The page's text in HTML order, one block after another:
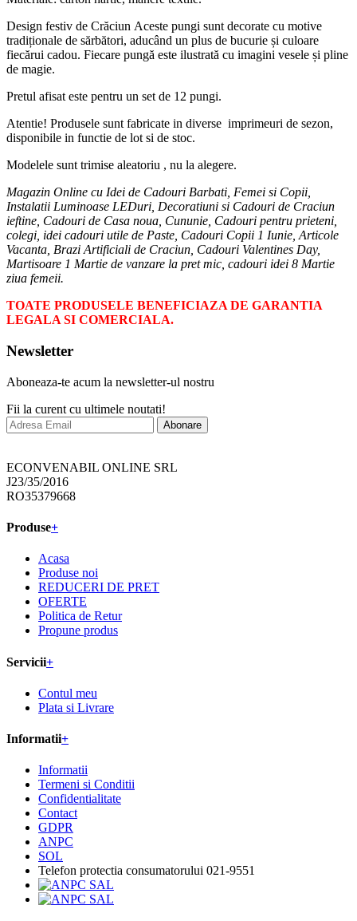
Design festiv de Crăciun Aceste pungi sunt decorate cu motive
tradiționale de sărbători, aducând un plus de bucurie și culoare
fiecărui cadou. Fiecare pungă este ilustrată cu imagini vesele și pline
de magie.
Pretul afisat este pentru un set de 12 pungi.
Atentie! Produsele sunt fabricate in diverse imprimeuri de sezon,
disponibile in functie de lot si de stoc.
Modelele sunt trimise aleatoriu , nu la alegere.
Magazin Online cu Idei de Cadouri Barbati, Femei si Copii,
Instalatii Luminoase LEDuri, Decoratiuni si Cadouri de Craciun
ieftine, Cadouri de Casa noua, Cununie, Cadouri pentru prieteni,
colegi, idei cadouri utile de Paste, Cadouri Copii 1 Iunie, Articole
Vacanta, Brazi Artificiali de Craciun, Cadouri Valentines Day,
Martisoare 1 Martie de vanzare la pret mic, cadouri idei 8 Martie
ziua femeii.
TOATE PRODUSELE BENEFICIAZA DE GARANTIA
LEGALA SI COMERCIALA.
Newsletter
Aboneaza-te acum la newsletter-ul nostru
Fii la curent cu ultimele noutati!
Abonare
ECONVENABIL ONLINE SRL
J23/35/2016
RO35379668
Produse+
Acasa
Produse noi
REDUCERI DE PRET
OFERTE
Politica de Retur
Propune produs
Servicii+
Contul meu
Plata si Livrare
Informatii+
Informatii
Termeni si Conditii
Confidentialitate
Contact
GDPR
ANPC
SOL
Telefon protectia consumatorului 021-9551